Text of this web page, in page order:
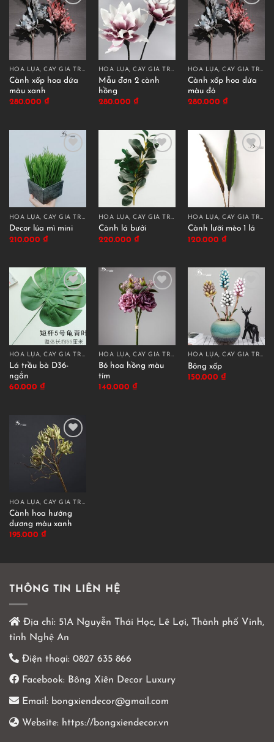
HOA LỤA, CÂY GIẢ TRANG TRÍ CAO CẤP
Cành xốp hoa dứa
màu xanh
280.000 ₫
HOA LỤA, CÂY GIẢ TRANG TRÍ CAO CẤP
Mẫu đơn 2 cành
hồng
280.000 ₫
HOA LỤA, CÂY GIẢ TRANG TRÍ CAO CẤP
Cành xốp hoa dứa
màu đỏ
280.000 ₫
HOA LỤA, CÂY GIẢ TRANG TRÍ CAO CẤP
Decor lúa mì mini
210.000 ₫
HOA LỤA, CÂY GIẢ TRANG TRÍ CAO CẤP
Cành lá bưởi
220.000 ₫
HOA LỤA, CÂY GIẢ TRANG TRÍ CAO CẤP
Cành lưỡi mèo 1 lá
120.000 ₫
HOA LỤA, CÂY GIẢ TRANG TRÍ CAO CẤP
Lá trầu bà D36-
ngắn
60.000 ₫
HOA LỤA, CÂY GIẢ TRANG TRÍ CAO CẤP
Bó hoa hồng màu
tím
140.000 ₫
HOA LỤA, CÂY GIẢ TRANG TRÍ CAO CẤP
Bông xốp
150.000 ₫
HOA LỤA, CÂY GIẢ TRANG TRÍ CAO CẤP
Cành hoa hướng
dương màu xanh
195.000 ₫
THÔNG TIN LIÊN HỆ
Địa chỉ: 51A Nguyễn Thái Học, Lê Lợi, Thành phố Vinh,
tỉnh Nghệ An
Điện thoại: 0827 635 866
Facebook: Bông Xiên Decor Luxury
Email: bongxiendecor@gmail.com
Website: https://bongxiendecor.vn